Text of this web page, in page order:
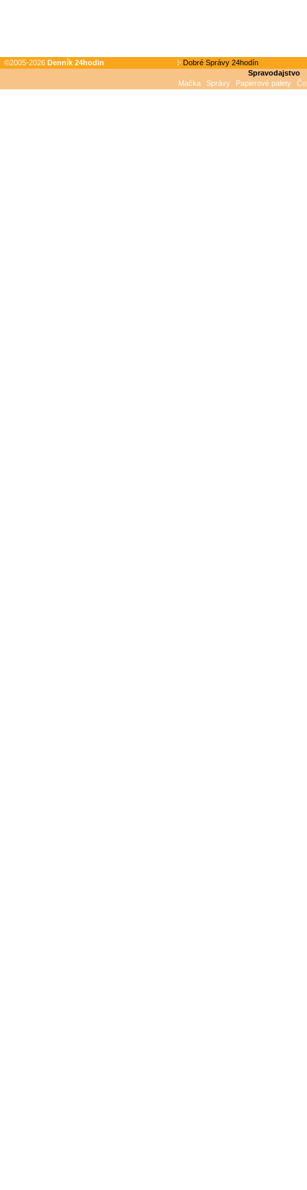
©2005-2026 Denník 24hodin
Dobré Správy 24hodín
Spravodajstvo
Mačka
Správy Papierové palety